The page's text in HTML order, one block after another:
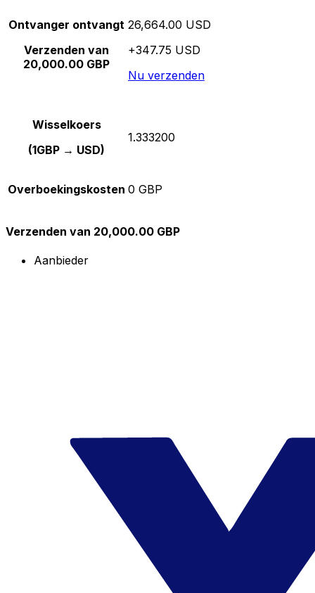
Ontvanger ontvangt
Verzenden van
20,000.00 GBP
26,664.00 USD
+347.75 USD
Nu verzenden
Wisselkoers
(1GBP → USD)
1.333200
Overboekingskosten 0 GBP
Verzenden van 20,000.00 GBP
Aanbieder